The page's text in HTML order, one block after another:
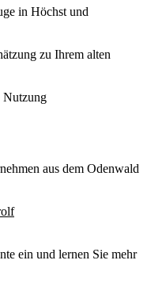
in Höchst und
zu Ihrem alten
Nutzung
aus dem Odenwald
ein und lernen Sie mehr